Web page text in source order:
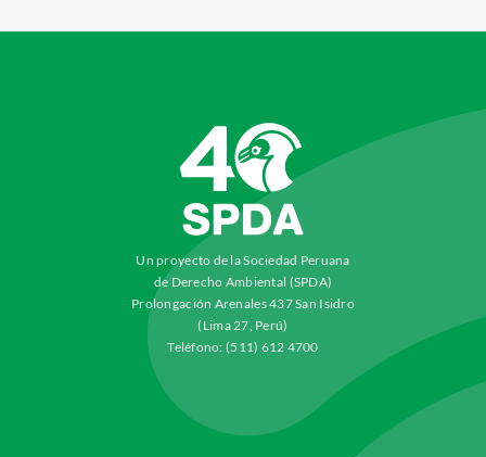
Un proyecto de la Sociedad Peruana
de Derecho Ambiental (SPDA)
Prolongación Arenales 437 San Isidro
(Lima 27, Perú)
Teléfono: (511) 612 4700